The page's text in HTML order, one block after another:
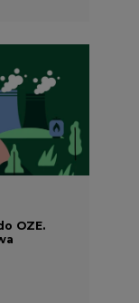
OZE.